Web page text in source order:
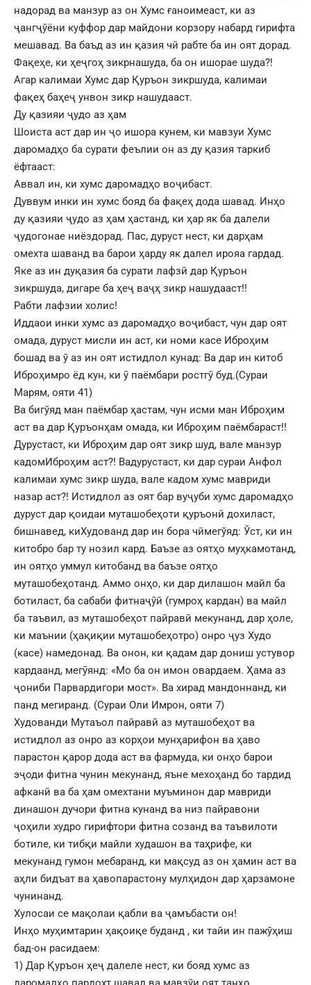
надорад ва манзур аз он Хумс ғаноимеаст, ки аз
ҷангҷўёни куффор дар майдони корзору набард гирифта
мешавад. Ва баъд аз ин қазия чӣ рабте ба ин оят дорад.
Фақеҳе, ки ҳеҷгоҳ зикрнашуда, ба он ишорае шуда?!
Агар калимаи Хумс дар Қуръон зикршуда, калимаи
фақеҳ баҳеҷ унвон зикр нашудааст.
Ду қазияи ҷудо аз ҳам
Шоиста аст дар ин ҷо ишора кунем, ки мавзуи Хумс
даромадҳо ба сурати феълии он аз ду қазия таркиб
ёфтааст:
Аввал ин, ки хумс даромадҳо воҷибаст.
Дуввум инки ин хумс бояд ба фақеҳ дода шавад. Инҳо
ду қазияи ҷудо аз ҳам ҳастанд, ки ҳар як ба далели
ҷудогонае ниёздорад. Пас, дуруст нест, ки дарҳам
омехта шаванд ва барои ҳарду як далел ирояа гардад.
Яке аз ин дуқазия ба сурати лафзӣ дар Қуръон
зикршуда, дигаре ба ҳеҷ ваҷҳ зикр нашудааст!!
Рабти лафзии холис!
Иддаои инки хумс аз даромадҳо воҷибаст, чун дар оят
омада, дуруст мисли ин аст, ки номи касе Иброҳим
бошад ва ў аз ин оят истидлол кунад: Ва дар ин китоб
Иброҳимро ёд кун, ки ӯ паёмбари ростгӯ буд.(Сураи
Марям, ояти 41)
Ва бигўяд ман паёмбар ҳастам, чун исми ман Иброҳим
аст ва дар Қуръонҳам омада, ки Иброҳим паёмбараст!!
Дурустаст, ки Иброҳим дар оят зикр шуд, вале манзур
кадомИброҳим аст?! Вадурустаст, ки дар сураи Анфол
калимаи хумс зикр шуда, вале кадом хумс мавриди
назар аст?! Истидлол аз оят бар вуҷуби хумс даромадҳо
дуруст дар қоидаи муташобеҳоти қуръонӣ дохиласт,
бишнавед, киХудованд дар ин бора чӣмегўяд: Ўст, ки ин
китобро бар ту нозил кард. Баъзе аз оятҳо муҳкамотанд,
ин оятҳо уммул китобанд ва баъзе оятҳо
муташобеҳотанд. Аммо онҳо, ки дар дилашон майл ба
ботиласт, ба сабаби фитнаҷӯӣ (гумроҳ кардан) ва майл
ба таъвил, аз муташобеҳот пайравӣ мекунанд, дар ҳоле,
ки маънии (ҳақиқии муташобеҳотро) онро ҷуз Худо
(касе) намедонад. Ва онон, ки қадам дар дониш устувор
кардаанд, мегӯянд: «Мо ба он имон овардаем. Ҳама аз
ҷониби Парвардигори мост». Ва хирад мандоннанд, ки
панд мегиранд. (Сураи Оли Имрон, ояти 7)
Худованди Мутаъол пайравӣ аз муташобеҳот ва
истидлол аз онро аз корҳои мунҳарифон ва ҳаво
парастон қарор дода аст ва фармуда, ки онҳо барои
эҷоди фитна чунин мекунанд, яъне мехоҳанд бо тардид
афканӣ ва ба ҳам омехтани муъминон дар мавриди
динашон дучори фитна кунанд ва низ пайравони
ҷоҳили худро гирифтори фитна созанд ва таъвилоти
ботиле, ки тибқи майли худашон ва таҳрифе, ки
мекунанд гумон мебаранд, ки мақсуд аз он ҳамин аст ва
аҳли бидъат ва ҳавопарастону мулҳидон дар ҳарзамоне
чунинанд.
Хулосаи се мақолаи қабли ва ҷамъбасти он!
Инҳо муҳимтарин ҳақоиқе буданд , ки тайи ин пажўҳиш
бад-он расидаем:
1) Дар Қуръон ҳеҷ далеле нест, ки бояд хумс аз